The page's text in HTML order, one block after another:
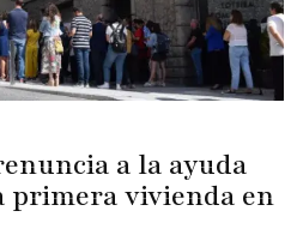
a la ayuda
primera vivienda en